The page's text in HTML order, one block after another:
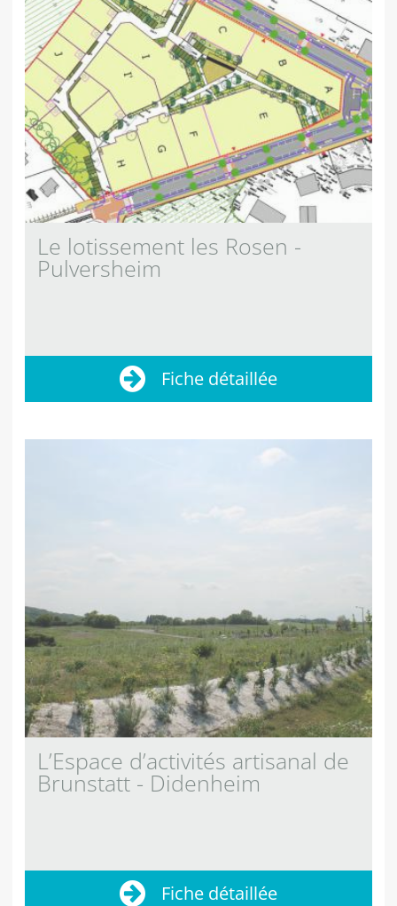
Le lotissement les Rosen -
Pulversheim
Fiche détaillée
L’Espace d’activités artisanal de
Brunstatt - Didenheim
Fiche détaillée